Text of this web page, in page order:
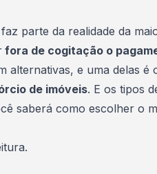
parte da realidade da
fora de cogitação o
alternativas, e uma delas é
de imóveis. E os tipos
saberá como escolher o